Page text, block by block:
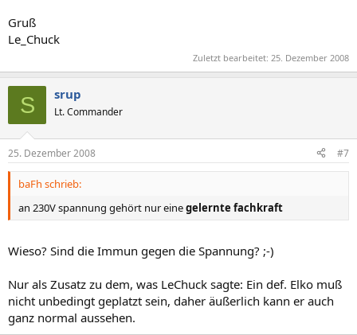
Gruß
Le_Chuck
Zuletzt bearbeitet: 25. Dezember 2008
S srup
Lt. Commander
25. Dezember 2008 #7
baFh schrieb:
an 230V spannung gehört nur einegelernte fachkraft
Wieso? Sind die Immun gegen die Spannung? ;-)
Nur als Zusatz zu dem, was LeChuck sagte: Ein def. Elko muß
nicht unbedingt geplatzt sein, daher äußerlich kann er auch
ganz normal aussehen.